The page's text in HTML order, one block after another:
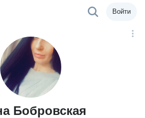
Войти
Бобровская